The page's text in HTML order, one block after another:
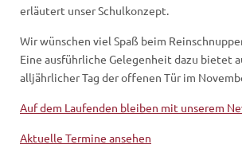
erläutert unser Schulkonzept.
Wir wünschen viel Spaß beim
Eine ausführliche Gelegenheit dazu bietet
alljährlicher Tag der offenen Tür im
Auf dem Laufenden bleiben mit unserem
Aktuelle Termine ansehen